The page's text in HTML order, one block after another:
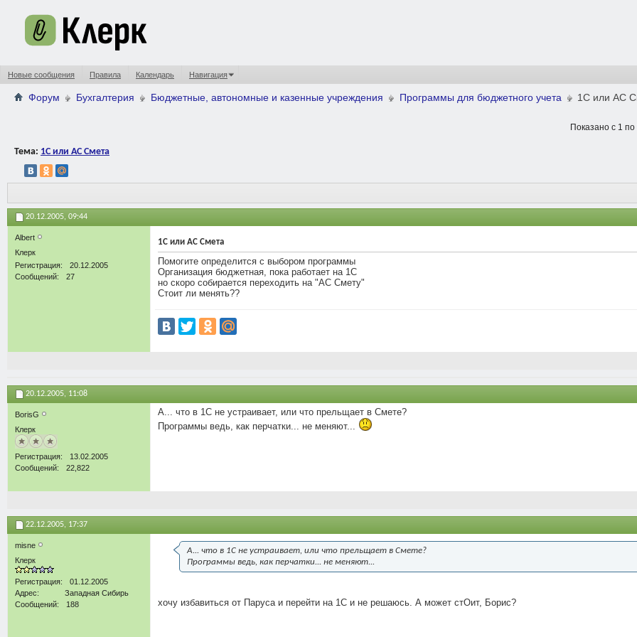
Новые сообщения Правила Календарь Навигация
Форум Бухгалтерия Бюджетные, автономные и казенные учреждения Программы для бюджетного учета 1С или АС
Показано с 1
Тема: 1С или АС Смета
20.12.2005, 09:44
Аlbert
Клерк
Регистрация
20.12.2005
Сообщений
27
1С или АС Смета
Помогите определится с выбором программы
Организация бюджетная, пока работает на 1С
но скоро собирается переходить на "АС Смету"
Стоит ли менять??
20.12.2005, 11:08
BorisG
Клерк
Регистрация
13.02.2005
Сообщений
22,822
А... что в 1С не устраивает, или что прельщает в Смете?
Программы ведь, как перчатки... не меняют...
22.12.2005, 17:37
misne
Клерк
Регистрация
01.12.2005
Адрес
Западная Сибирь
Сообщений
188
А... что в 1С не устраивает, или что прельщает в Смете?
Программы ведь, как перчатки... не меняют...
хочу избавиться от Паруса и перейти на 1С и не решаюсь. А может стОит, Борис?